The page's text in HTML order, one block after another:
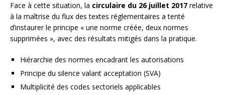
Face à cette situation, la circulaire du 26 juillet 2017 relative
à la maîtrise du flux des textes réglementaires a tenté
d’instaurer le principe « une norme créée, deux normes
supprimées », avec des résultats mitigés dans la pratique.
Hiérarchie des normes encadrant les autorisations
Principe du silence valant acceptation (SVA)
Multiplicité des codes sectoriels applicables